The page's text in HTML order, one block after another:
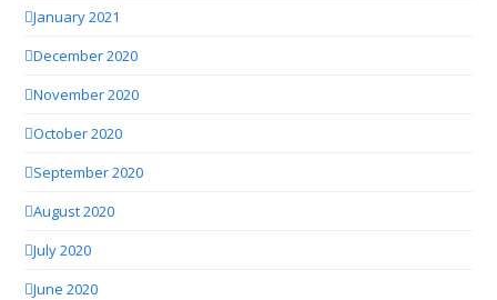
January 2021
December 2020
November 2020
October 2020
September 2020
August 2020
July 2020
June 2020